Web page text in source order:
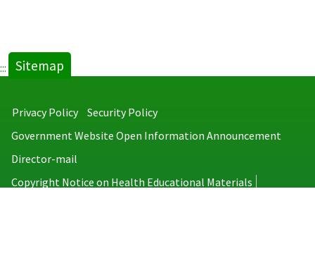
::: Sitemap
Privacy Policy
Security Policy
Government Website Open Information Announcement
Director-mail
Copyright Notice on Health Educational Materials